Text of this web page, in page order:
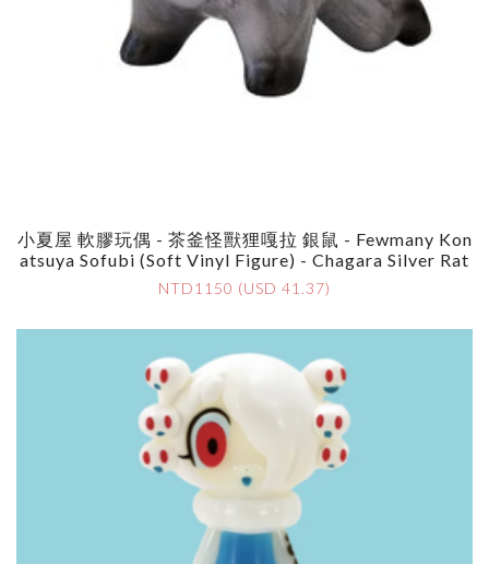
小夏屋 軟膠玩偶 - 茶釜怪獸狸嘎拉 銀鼠 - Fewmany Kon
Atsuya Sofubi (Soft Vinyl Figure) - Chagara Silver Rat
NTD1150 (USD 41.37)